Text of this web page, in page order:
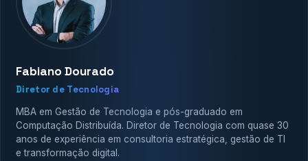
Fabiano Dourado
Diretor de Tecnologia
MBA em Gestão de Tecnologia e pós-graduado em
Computação Distribuída. Diretor de Tecnologia com quase 30
anos de experiência em consultoria estratégica, gestão de TI
e transformação digital.